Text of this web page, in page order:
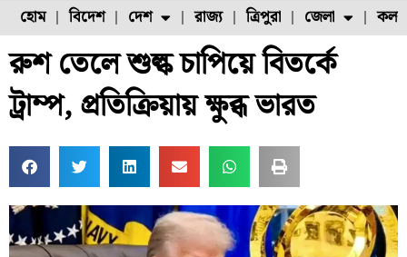
হোম বিদেশ দেশ
ফুল চাষ ফল চাষ মাছ চাষ
রাজ্য ত্রিপুরা জেলা
উত্তর ২৪ পরগনা
রুশ তেলে শুল্ক চাপিয়ে বিতর্কে
ট্রাম্প, প্রতিক্রিয়ায় ক্ষুব্ধ ভারত